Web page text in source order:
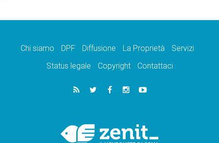
Chi siamo DPF Diffusione La Proprietà
Servizi
Status legale
Copyright Contattaci